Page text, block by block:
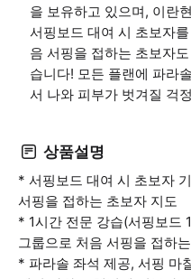
을 보유하고 있으며, 이란
서핑보드 대여 시 초보자
음 서핑을 접하는 초보자
습니다! 모든 플랜에 파라
서 나와 피부가 벗겨질 걱
상품설명
* 서핑보드 대여 시 초보자
서핑을 접하는 초보자 지도
* 1시간 전문 강습(서핑보드
그룹으로 처음 서핑을 접하
* 파라솔 좌석 제공, 서핑 마